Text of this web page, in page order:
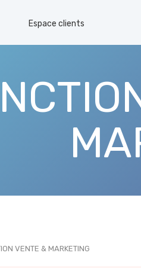
Espace clients
VENTE & MARKETING